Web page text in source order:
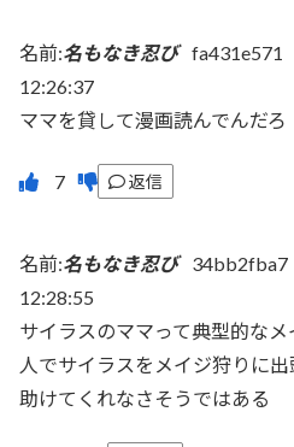
名前:名もなき忍び fa431e571
12:26:37
ママを貸して漫画読んでんだろ
返信
名前:名もなき忍び 34bb2fba7
12:28:55
サイラスのママって典型的な
人でサイラスをメイジ狩りに
助けてくれなさそうではある